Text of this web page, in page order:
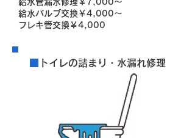
給水管漏水修理￥7,000～
給水バルブ交換￥4,000～
フレキ管交換￥4,000
トイレの詰まり・水漏れ修理